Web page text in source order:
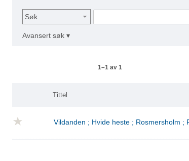
Søk
Avansert søk ▾
1–1 av 1
Tittel
Vildanden ; Hvide heste ; Rosmersholm ;